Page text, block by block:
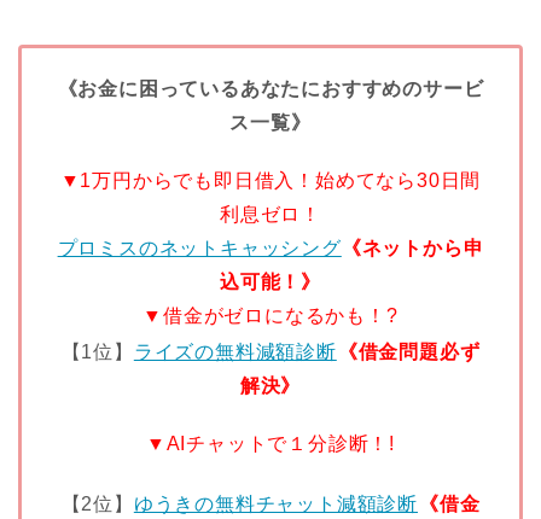
《お金に困っているあなたにおすすめのサービ
ス一覧》
▼1万円からでも即日借入！始めてなら30日間
利息ゼロ！
プロミスのネットキャッシング 《ネットから申
込可能！》
▼借金がゼロになるかも！?
【1位】 ライズの無料減額診断
《借金問題必ず
解決》
▼AIチャットで１分診断！!
【2位】 ゆうきの無料チャット減額診断
《借金